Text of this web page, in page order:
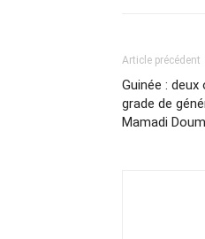
Article précédent
Guinée :
grade de
Mamadi